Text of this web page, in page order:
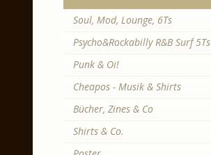
Soul, Mod, Lounge, 6Ts
Psycho&Rockabilly R&B Surf 5Ts
Punk & Oi!
Cheapos - Musik & Shirts
Bücher, Zines & Co
Shirts & Co.